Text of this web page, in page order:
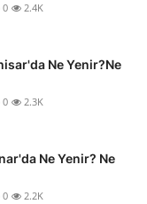
0 2.4K
Ne Yenir?Ne
0 2.3K
Ne Yenir? Ne
0 2.2K